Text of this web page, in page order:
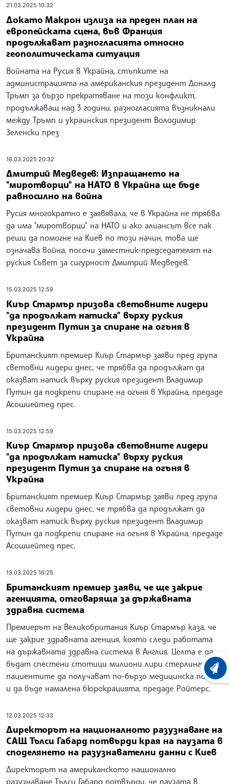
21.03.2025 10:32
Докато Макрон излиза на преден план на
европейската сцена, във Франция
продължават разногласията относно
геополитическата ситуация
Войната на Русия в Украйна, стъпките на
администрацията на американския президент Доналд
Тръмп за бързо прекратяване на този конфликт,
продължаващ над 3 години, разногласията възникнали
между Тръмп и украинския президент Володимир
Зеленски през
16.03.2025 20:32
Дмитрий Медведев: Изпращането на
"миротворци" на НАТО в Украйна ще бъде
равносилно на война
Русия многократно е заявявала, че в Украйна не трябва
да има "миротворци" на НАТО и ако алиансът все пак
реши да помогне на Киев по този начин, това ще
означава война, посочи заместник-председателят на
руския Съвет за сигурност Дмитрий Медведев.
15.03.2025 12:59
Киър Стармър призова световните лидери
"да продължат натиска" върху руския
президент Путин за спиране на огъня в
Украйна
Британският премиер Киър Стармър заяви пред група
световни лидери днес, че трябва да продължат да
оказват натиск върху руския президент Владимир
Путин да подкрепи спиране на огъня в Украйна, предаде
Асошиейтед прес.
15.03.2025 12:59
Киър Стармър призова световните лидери
"да продължат натиска" върху руския
президент Путин за спиране на огъня в
Украйна
Британският премиер Киър Стармър заяви пред група
световни лидери днес, че трябва да продължат да
оказват натиск върху руския президент Владимир
Путин да подкрепи спиране на огъня в Украйна, предаде
Асошиейтед прес.
13.03.2025 16:25
Британският премиер заяви, че ще закрие
агенцията, отговаряща за държавната
здравна система
Премиерът на Великобритания Киър Стармър каза, че
ще закрие здравната агенция, която следи работата
на държавната здравна система в Англия. Целта е да
бъдат спестени стотици милиони лири стерлинги,
пациентите да получават по-бързо медицинска помощ
и да бъде намалена бюрокрацията, предаде Ройтерс.
12.03.2025 12:33
Директорът на националното разузнаване на
САЩ Тълси Габард потвърди края на паузата в
споделянето на разузнавателни данни с Киев
Директорът на американското национално
разузнаване Тълси Габард потвърди, че паузата в